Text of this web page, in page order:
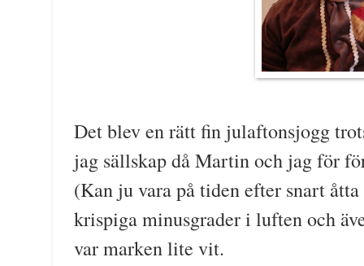
Det blev en rätt fin julaftonsjogg
jag sällskap då Martin och jag för
(Kan ju vara på tiden efter snart
krispiga minusgrader i luften och
var marken lite vit.